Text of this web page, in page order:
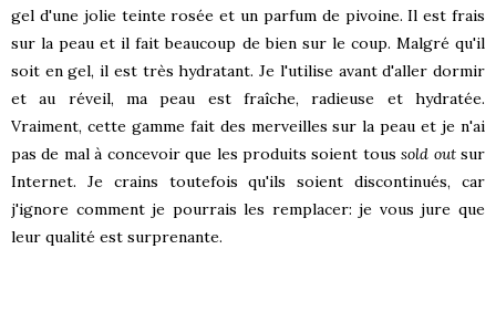
gel d'une jolie teinte rosée et un parfum de pivoine. Il est frais
sur la peau et il fait beaucoup de bien sur le coup. Malgré qu'il
soit en gel, il est très hydratant. Je l'utilise avant d'aller dormir
et au réveil, ma peau est fraîche, radieuse et hydratée.
Vraiment, cette gamme fait des merveilles sur la peau et je n'ai
pas de mal à concevoir que les produits soient toussold outsur
Internet. Je crains toutefois qu'ils soient discontinués, car
j'ignore comment je pourrais les remplacer: je vous jure que
leur qualité est surprenante.